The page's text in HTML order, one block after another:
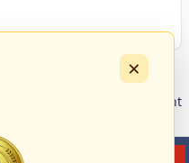
Livestream Übersicht
×